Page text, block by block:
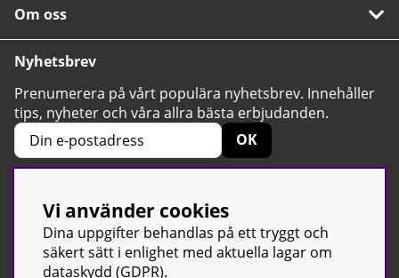
Om oss
Nyhetsbrev
Prenumerera på vårt populära nyhetsbrev. Innehåller
tips, nyheter och våra allra bästa erbjudanden.
OK
4.6 Baserat på 2424 betyg
Vi använder cookies
Dina uppgifter behandlas på ett tryggt och
säkert sätt i enlighet med aktuella lagar om
dataskydd (GDPR).